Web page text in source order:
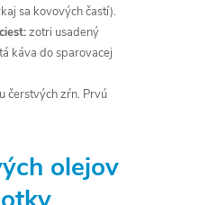
sa kovových častí).
zotri usadený
káva do sparovacej
čerstvých zŕn. Prvú
olejov